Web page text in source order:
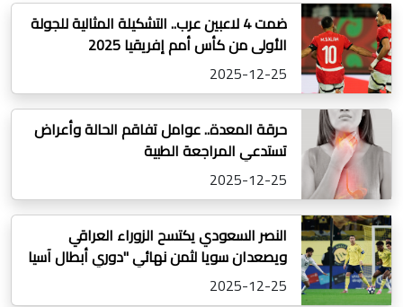
ضمت 4 لاعبين عرب.. التشكيلة المثالية للجولة
الأولى من كأس أمم إفريقيا 2025
2025-12-25
حرقة المعدة.. عوامل تفاقم الحالة وأعراض
تستدعي المراجعة الطبية
2025-12-25
النصر السعودي يكتسح الزوراء العراقي
ويصعدان سويا لثمن نهائي "دوري أبطال آسيا
2"
2025-12-25